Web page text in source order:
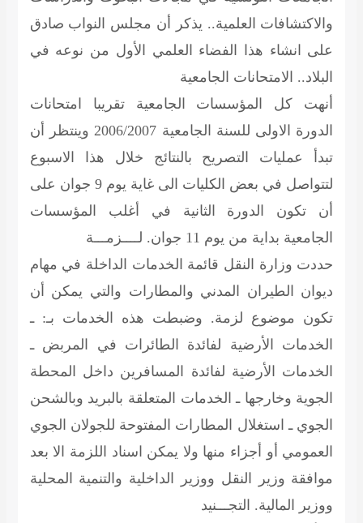
والاكتشافات العلمية.. يذكر أن مجلس النواب صادق
على انشاء هذا الفضاء العلمي الأول من نوعه في
البلاد.. الامتحانات الجامعية
أنهت كل المؤسسات الجامعية تقريبا امتحانات
الدورة الاولى للسنة الجامعية 2006/2007 وينتظر أن
تبدأ عمليات التصريح بالنتائج خلال هذا الاسبوع
لتتواصل في بعض الكليات الى غاية يوم 9 جوان على
أن تكون الدورة الثانية في أغلب المؤسسات
الجامعية بداية من يوم 11 جوان.
لــــزمـــة
حددت وزارة النقل قائمة الخدمات الداخلة في مهام
ديوان الطيران المدني والمطارات والتي يمكن أن
تكون موضوع لزمة. وضبطت هذه الخدمات بـ: ـ
الخدمات الأرضية لفائدة الطائرات في المربض ـ
الخدمات الأرضية لفائدة المسافرين داخل المحطة
الجوية وخارجها ـ الخدمات المتعلقة بالبريد وبالشحن
الجوي ـ استغلال المطارات المفتوحة للجولان الجوي
العمومي أو أجزاء منها ولا يمكن اسناد اللزمة الا بعد
موافقة وزير النقل ووزير الداخلية والتنمية المحلية
ووزير المالية. التجـــنيد